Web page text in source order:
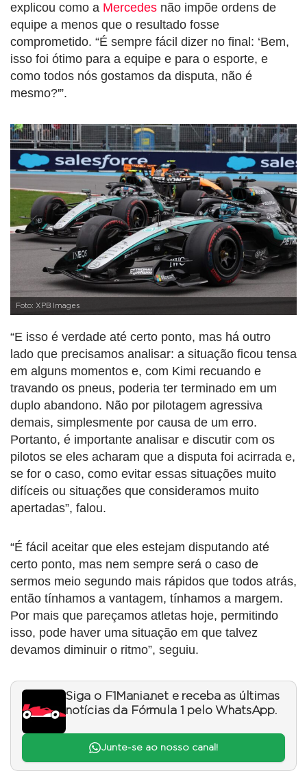
explicou como a Mercedes não impõe ordens de
equipe a menos que o resultado fosse
comprometido. “É sempre fácil dizer no final: ‘Bem,
isso foi ótimo para a equipe e para o esporte, e
como todos nós gostamos da disputa, não é
mesmo?'”.
Foto: XPB Images
“E isso é verdade até certo ponto, mas há outro
lado que precisamos analisar: a situação ficou tensa
em alguns momentos e, com Kimi recuando e
travando os pneus, poderia ter terminado em um
duplo abandono. Não por pilotagem agressiva
demais, simplesmente por causa de um erro.
Portanto, é importante analisar e discutir com os
pilotos se eles acharam que a disputa foi acirrada e,
se for o caso, como evitar essas situações muito
difíceis ou situações que consideramos muito
apertadas”, falou.
“É fácil aceitar que eles estejam disputando até
certo ponto, mas nem sempre será o caso de
sermos meio segundo mais rápidos que todos atrás,
então tínhamos a vantagem, tínhamos a margem.
Por mais que pareçamos atletas hoje, permitindo
isso, pode haver uma situação em que talvez
devamos diminuir o ritmo”, seguiu.
Siga o F1Mania.net e receba as últimas
notícias da Fórmula 1 pelo WhatsApp.
Junte-se ao nosso canal!